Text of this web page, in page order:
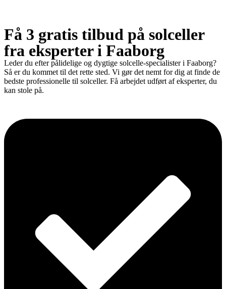
Få 3 gratis tilbud på solceller
fra eksperter i Faaborg
Leder du efter pålidelige og dygtige solcelle-specialister i Faaborg?
Så er du kommet til det rette sted. Vi gør det nemt for dig at finde de
bedste professionelle til solceller. Få arbejdet udført af eksperter, du
kan stole på.